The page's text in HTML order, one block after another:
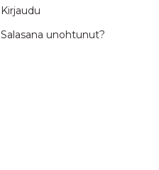
Kirjaudu
Salasana unohtunut?